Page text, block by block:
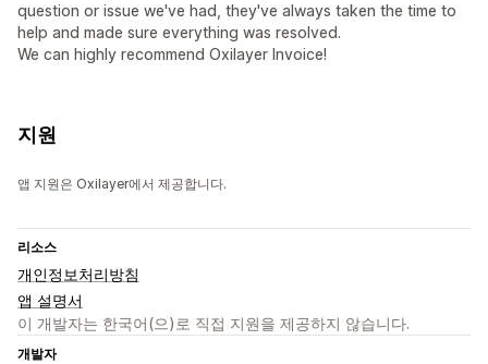
question or issue we've had, they've always taken the time to
help and made sure everything was resolved.
We can highly recommend Oxilayer Invoice!
지원
앱 지원은 Oxilayer에서 제공합니다.
리소스
개인정보처리방침
앱 설명서
이 개발자는 한국어(으)로 직접 지원을 제공하지 않습니다.
개발자